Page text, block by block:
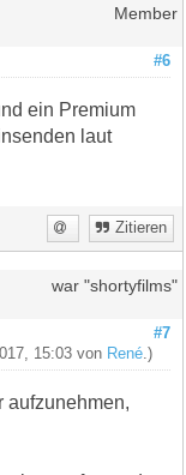
Member
#6
ein Premium
laut
Zitieren
war "shortyfilms"
#7
15:03 von René .)
aufzunehmen,